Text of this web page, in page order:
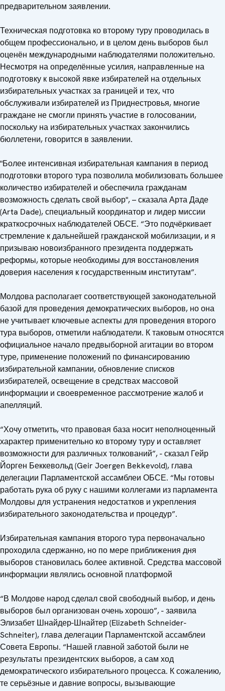
предварительном заявлении.
Техническая подготовка ко второму туру проводилась в
общем профессионально, и в целом день выборов был
оценён международными наблюдателями положительно.
Несмотря на определённые усилия, направленные на
подготовку к высокой явке избирателей на отдельных
избирательных участках за границей и тех, что
обслуживали избирателей из Приднестровья, многие
граждане не смогли принять участие в голосовании,
поскольку на избирательных участках закончились
бюллетени, говорится в заявлении.
"Более интенсивная избирательная кампания в период
подготовки второго тура позволила мобилизовать большее
количество избирателей и обеспечила гражданам
возможность сделать свой выбор", – сказала Арта Даде
(Arta Dade), специальный координатор и лидер миссии
краткосрочных наблюдателей ОБСЕ. “Это подчёркивает
стремление к дальнейшей гражданской мобилизации, и я
призываю новоизбранного президента поддержать
реформы, которые необходимы для восстановления
доверия населения к государственным институтам”.
Молдова располагает соответствующей законодательной
базой для проведения демократических выборов, но она
не учитывает ключевые аспекты для проведения второго
тура выборов, отметили наблюдатели. К таковым относятся
официальное начало предвыборной агитации во втором
туре, применение положений по финансированию
избирательной кампании, обновление списков
избирателей, освещение в средствах массовой
информации и своевременное рассмотрение жалоб и
апелляций.
“Хочу отметить, что правовая база носит неполноценный
характер применительно ко второму туру и оставляет
возможности для различных толкований”, - сказал Гейр
Йорген Беккевольд (Geir Joergen Bekkevold), глава
делегации Парламентской ассамблеи ОБСЕ. “Мы готовы
работать рука об руку с нашими коллегами из парламента
Молдовы для устранения недостатков и укрепления
избирательного законодательства и процедур”.
Избирательная кампания второго тура первоначально
проходила сдержанно, но по мере приближения дня
выборов становилась более активной. Средства массовой
информации являлись основной платформой
“В Молдове народ сделал свой свободный выбор, и день
выборов был организован очень хорошо”, - заявила
Элизабет Шнайдер-Шнайтер (Elizabeth Schneider-
Schneiter), глава делегации Парламентской ассамблеи
Совета Европы. “Нашей главной заботой были не
результаты президентских выборов, а сам ход
демократического избирательного процесса. К сожалению,
те серьёзные и давние вопросы, вызывающие